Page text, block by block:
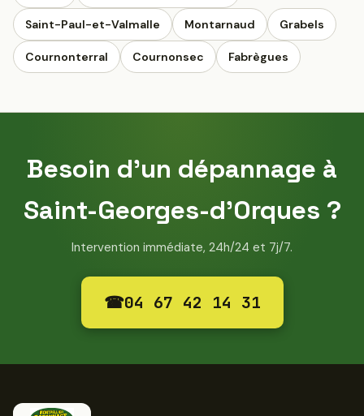
Saint-Paul-et-Valmalle Montarnaud Grabels
Cournonterral Cournonsec Fabrègues
Besoin d'un dépannage à
Saint-Georges-d'Orques ?
Intervention immédiate, 24h/24 et 7j/7.
☎04 67 42 14 31